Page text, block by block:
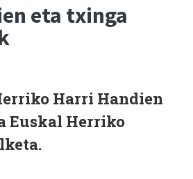
eta txinga
Harri Handien
Euskal Herriko